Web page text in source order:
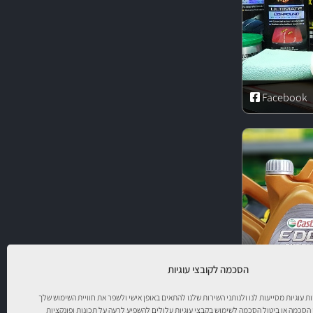
הסכמה לקובצי עוגיות
עוגיות מסייעות לנו ולנותני השירות שלנו להתאים באופן אישי ולשפר את חוויית השימוש שלך
או ביטול הסכמה לשימוש בקבצי עוגיות עלולים להשפיע לרעה על תכונות ופונקציות
Facebook